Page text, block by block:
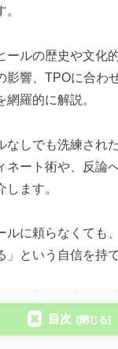
ールの歴史や文化
影響、TPOに合わ
羅的に解説。
なしでも洗練され
ネート術や、反論
します。
ルに頼らなくても
」という自信を持
目次